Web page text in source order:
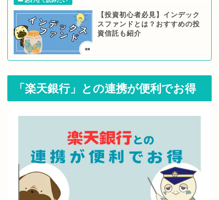
【投資初心者必見】インデック
スファンドとは？おすすめの投
資信託も紹介
「楽天銀行」との連携が便利でお得